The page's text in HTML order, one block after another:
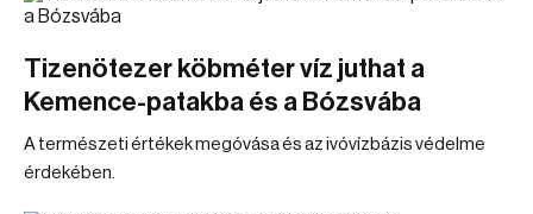
Tizenötezer köbméter víz juthat a
Kemence-patakba és a Bózsvába
A természeti értékek megóvása és az ivóvízbázis védelme
érdekében.